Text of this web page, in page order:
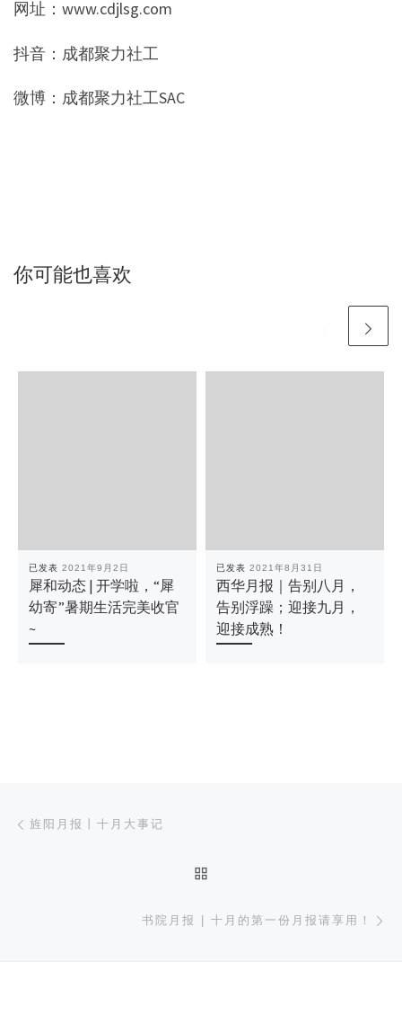
网址：www.cdjlsg.com
抖音：成都聚力社工
微博：成都聚力社工SAC
你可能也喜欢
已发表 2021年9月2日
犀和动态 | 开学啦，“犀
幼寄”暑期生活完美收官
~
已发表 2021年8月31日
西华月报｜告别八月，
告别浮躁；迎接九月，
迎接成熟！
文章导航
旌阳月报丨十月大事记
书院月报 | 十月的第一份月报请享用！